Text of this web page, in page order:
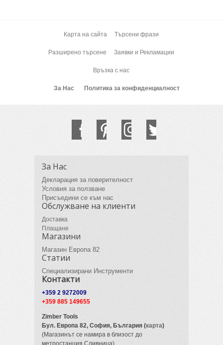
Карта на сайта Търсени фрази
Разширено търсене Заявки и Рекламации
Връзка с нас
За Нас Политика за конфиденциалност
За Нас
Декларация за поверителност
Условия за ползване
Присъедини се към нас
Обслужване на клиенти
Доставка
Плащане
Магазини
Магазин Европа 82
Статии
Специализирани Инструменти
Контакти
+359 2 9272009
+359 885 149655
Zimber Tools
Бул. Европа 82, София, България (карта)
(Магазинът се намира в близост до
метростанция Сливница)